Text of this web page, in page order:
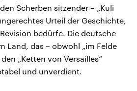
Scherben sitzender – „Kuli
Urteil der Geschichte,
bedürfe. Die deutsche
Land, das – obwohl „im Felde
„Ketten von Versailles“
und unverdient.